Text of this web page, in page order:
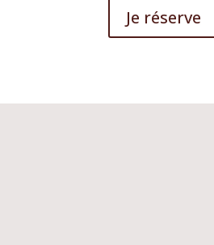
Je réserve